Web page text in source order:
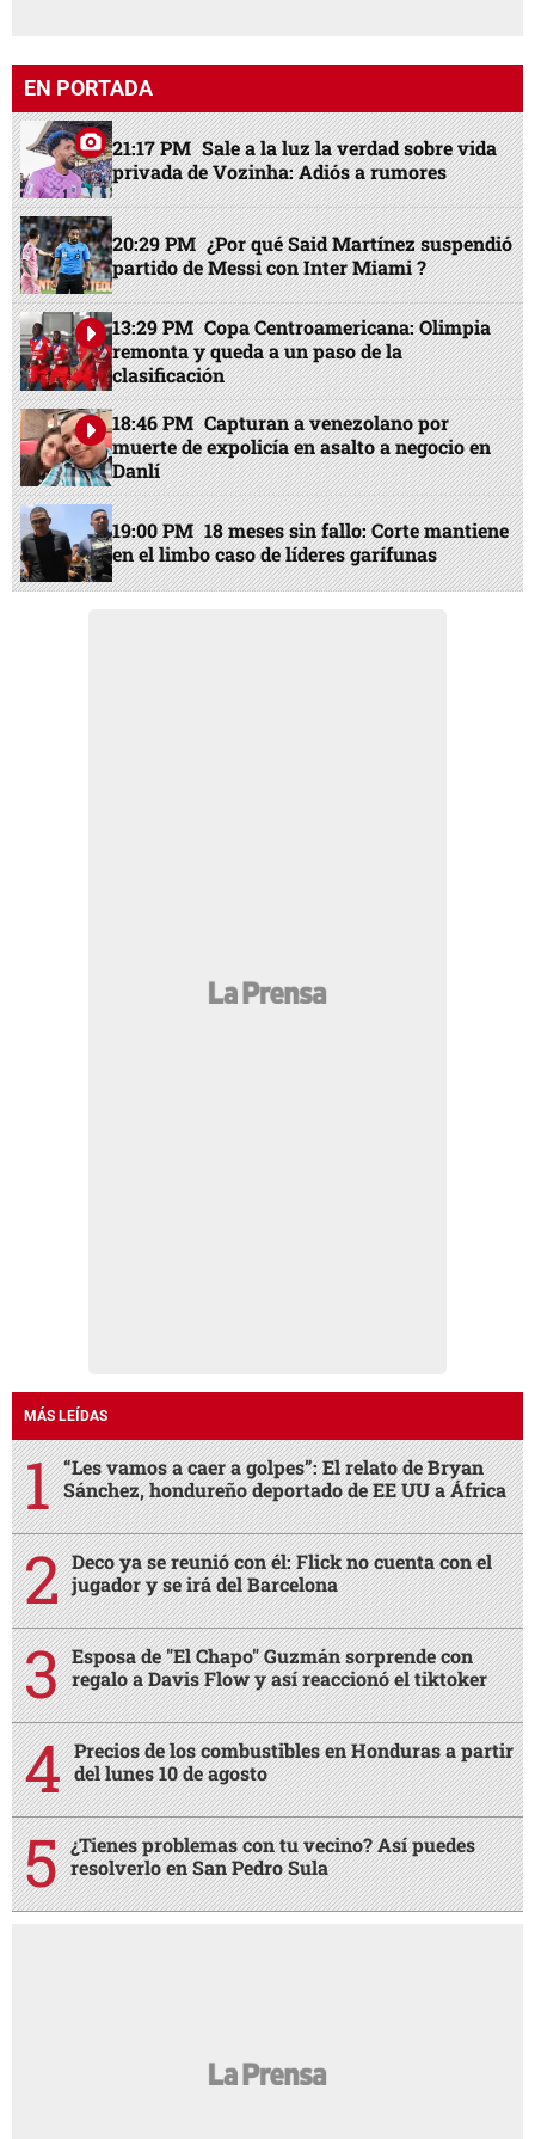
EN PORTADA
21:17 PM Sale a la luz la verdad sobre vida
privada de Vozinha: Adiós a rumores
20:29 PM ¿Por qué Said Martínez suspendió
partido de Messi con Inter Miami ?
13:29 PM Copa Centroamericana: Olimpia
remonta y queda a un paso de la
clasificación
18:46 PM Capturan a venezolano por
muerte de expolicía en asalto a negocio en
Danlí
19:00 PM 18 meses sin fallo: Corte mantiene
en el limbo caso de líderes garífunas
MÁS LEÍDAS
“Les vamos a caer a golpes”: El relato de Bryan
Sánchez, hondureño deportado de EE UU a África
Deco ya se reunió con él: Flick no cuenta con el
jugador y se irá del Barcelona
Esposa de "El Chapo" Guzmán sorprende con
regalo a Davis Flow y así reaccionó el tiktoker
Precios de los combustibles en Honduras a partir
del lunes 10 de agosto
¿Tienes problemas con tu vecino? Así puedes
resolverlo en San Pedro Sula